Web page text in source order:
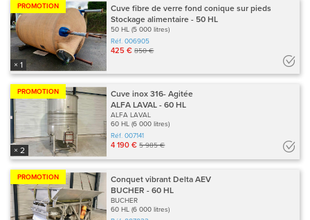
PROMOTION
× 1
Cuve fibre de verre fond conique sur pieds
Stockage alimentaire - 50 HL
50 HL (5 000 litres)
Réf. 006905
425 €850 €
PROMOTION
× 2
Cuve inox 316- Agitée
ALFA LAVAL - 60 HL
ALFA LAVAL
60 HL (6 000 litres)
Réf. 007141
4 190 €5 985 €
PROMOTION
Conquet vibrant Delta AEV
BUCHER - 60 HL
BUCHER
60 HL (6 000 litres)